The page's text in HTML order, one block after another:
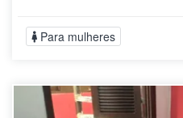
Para mulheres